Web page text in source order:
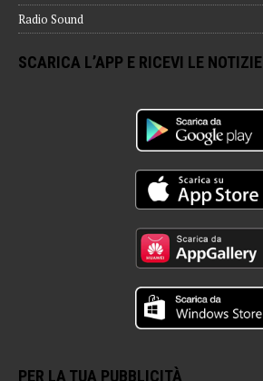
Radio Sound
SCARICA L’APP E RICEVI LE NOTIZIE
PER LA TUA PUBBLICITÀ